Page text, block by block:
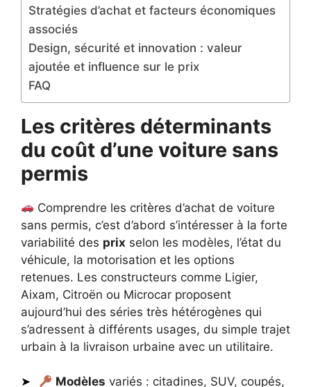
Stratégies d’achat et facteurs économiques
associés
Design, sécurité et innovation : valeur
ajoutée et influence sur le prix
FAQ
Les critères déterminants
du coût d’une voiture sans
permis
Comprendre les critères d’achat de voiture
sans permis, c’est d’abord s’intéresser à la forte
variabilité des prix selon les modèles, l’état du
véhicule, la motorisation et les options
retenues. Les constructeurs comme Ligier,
Aixam, Citroën ou Microcar proposent
aujourd’hui des séries très hétérogènes qui
s’adressent à différents usages, du simple trajet
urbain à la livraison urbaine avec un utilitaire.
Modèles variés : citadines, SUV, coupés,